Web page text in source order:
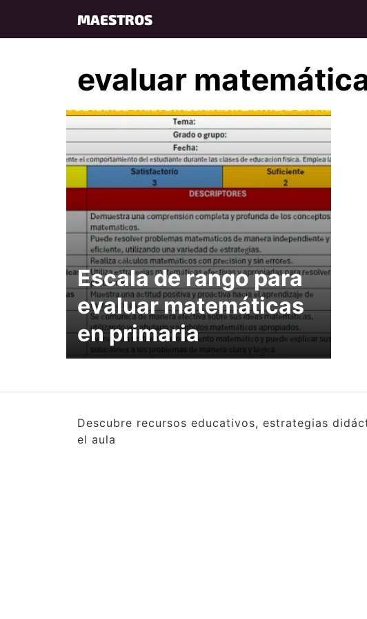
content
MAESTROS
evaluar
Escala de rango para
evaluar matemáticas
en primaria
Descubre recursos educativos, estrategias
el aula